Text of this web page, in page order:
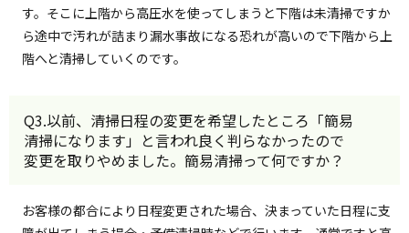
す。そこに上階から高圧水を使ってしまうと下階は未清掃ですか
ら途中で汚れが詰まり漏水事故になる恐れが高いので下階から上
階へと清掃していくのです。
Q3.以前、清掃日程の変更を希望したところ「簡易
清掃になります」と言われ良く判らなかったので
変更を取りやめました。簡易清掃って何ですか？
お客様の都合により日程変更された場合、決まっていた日程に支